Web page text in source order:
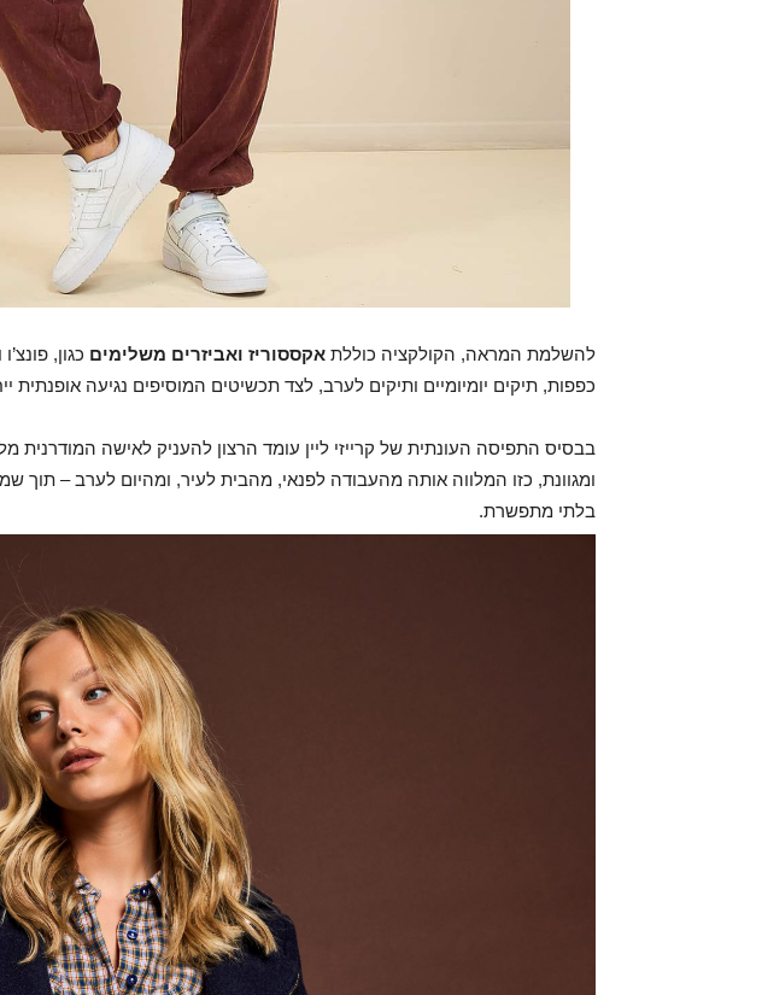
להשלמת המראה, הקולקציה כוללת אקססוריז ואביזרים משלימים כגון,
כפפות, תיקים יומיומיים ותיקים לערב, לצד תכשיטים המוסיפים נגיעה אופנתית
בבסיס התפיסה העונתית של קרייזי ליין עומד הרצון להעניק לאישה
ומגוונת, כזו המלווה אותה מהעבודה לפנאי, מהבית לעיר, ומהיום לערב – תוך
בלתי מתפשרת.